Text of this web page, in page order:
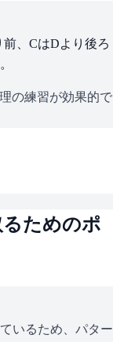
、CはDより後ろ
の練習が効果的で
ためのポ
いるため、パター